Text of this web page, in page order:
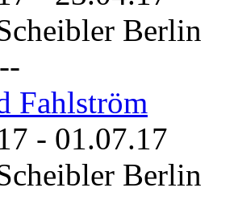
Berlin
Fahlström
- 01.07.17
Berlin